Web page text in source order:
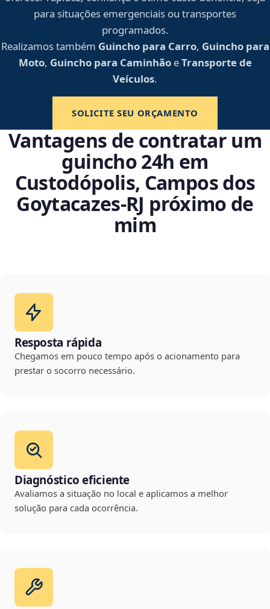
para situações emergenciais ou transportes
programados.
Realizamos também Guincho para Carro, Guincho para
Moto, Guincho para CaminhãoeTransporte de
Veículos.
SOLICITE SEU ORÇAMENTO
Vantagens de contratar um
guincho 24h em
Custodópolis, Campos dos
Goytacazes‑RJ próximo de
mim
Resposta rápida
Chegamos em pouco tempo após o acionamento para
prestar o socorro necessário.
Diagnóstico eficiente
Avaliamos a situação no local e aplicamos a melhor
solução para cada ocorrência.